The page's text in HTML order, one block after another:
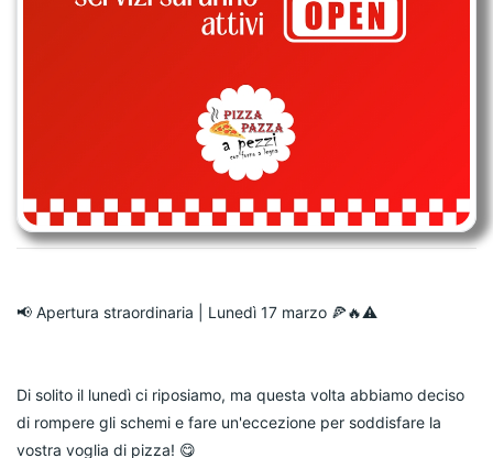
📢 Apertura straordinaria | Lunedì 17 marzo 🍕🔥⚠️
Di solito il lunedì ci riposiamo, ma questa volta abbiamo deciso
di rompere gli schemi e fare un'eccezione per soddisfare la
vostra voglia di pizza! 😋